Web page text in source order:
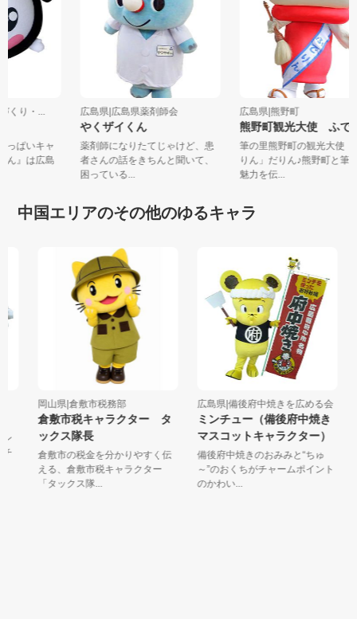
づくり・...
っぱいキャ
ん』は広島
広島県|広島県薬剤師会
やくザイくん
薬剤師になりたてじゃけど、患
者さんの話をきちんと聞いて、
困っている...
広島県|熊野町
熊野町観光大使 ふ
筆の里熊野町の観光大使
りん」だりん♪熊野町と
魅力を伝...
中国エリアのその他のゆるキャラ
岡山県|倉敷市税務部
倉敷市税キャラクター タ
ックス隊長
倉敷市の税金を分かりやすく伝
える、倉敷市税キャラクター
「タックス隊...
広島県|備後府中焼きを広める会
ミンチュー（備後府中焼き
マスコットキャラクター）
備後府中焼きのおみみと“ちゅ
～”のおくちがチャームポイント
のかわい...